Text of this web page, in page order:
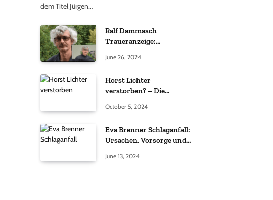
dem Titel Jürgen…
Ralf Dammasch
Traueranzeige:
Informationen
June 26, 2024
Horst Lichter
verstorben? – Die
Gerüchten
October 5, 2024
Eva Brenner Schlaganfall:
Ursachen, Vorsorge und
June 13, 2024